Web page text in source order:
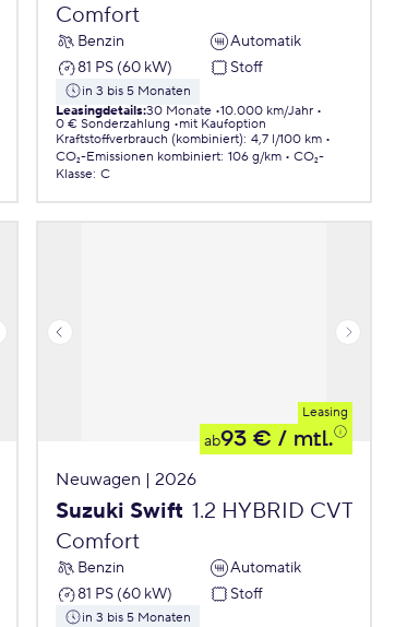
Comfort
Benzin
Automatik
81 PS (60 kW)
Stoff
in 3 bis 5 Monaten
Leasingdetails:30 Monate 10.000 km/Jahr
0 € Sonderzahlung
mit Kaufoption
Kraftstoffverbrauch (kombiniert): 4,7 l/100 km
CO₂-Emissionen kombiniert: 106 g/km
CO₂-
Klasse: C
Leasing
ab93 € / mtl.
Neuwagen | 2026
Suzuki Swift 1.2 HYBRID CVT
Comfort
Benzin
Automatik
81 PS (60 kW)
Stoff
in 3 bis 5 Monaten